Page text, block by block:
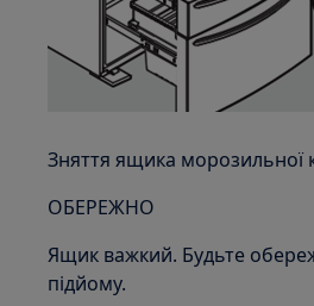
Зняття ящика морозильної
ОБЕРЕЖНО
Ящик важкий. Будьте
підйому.